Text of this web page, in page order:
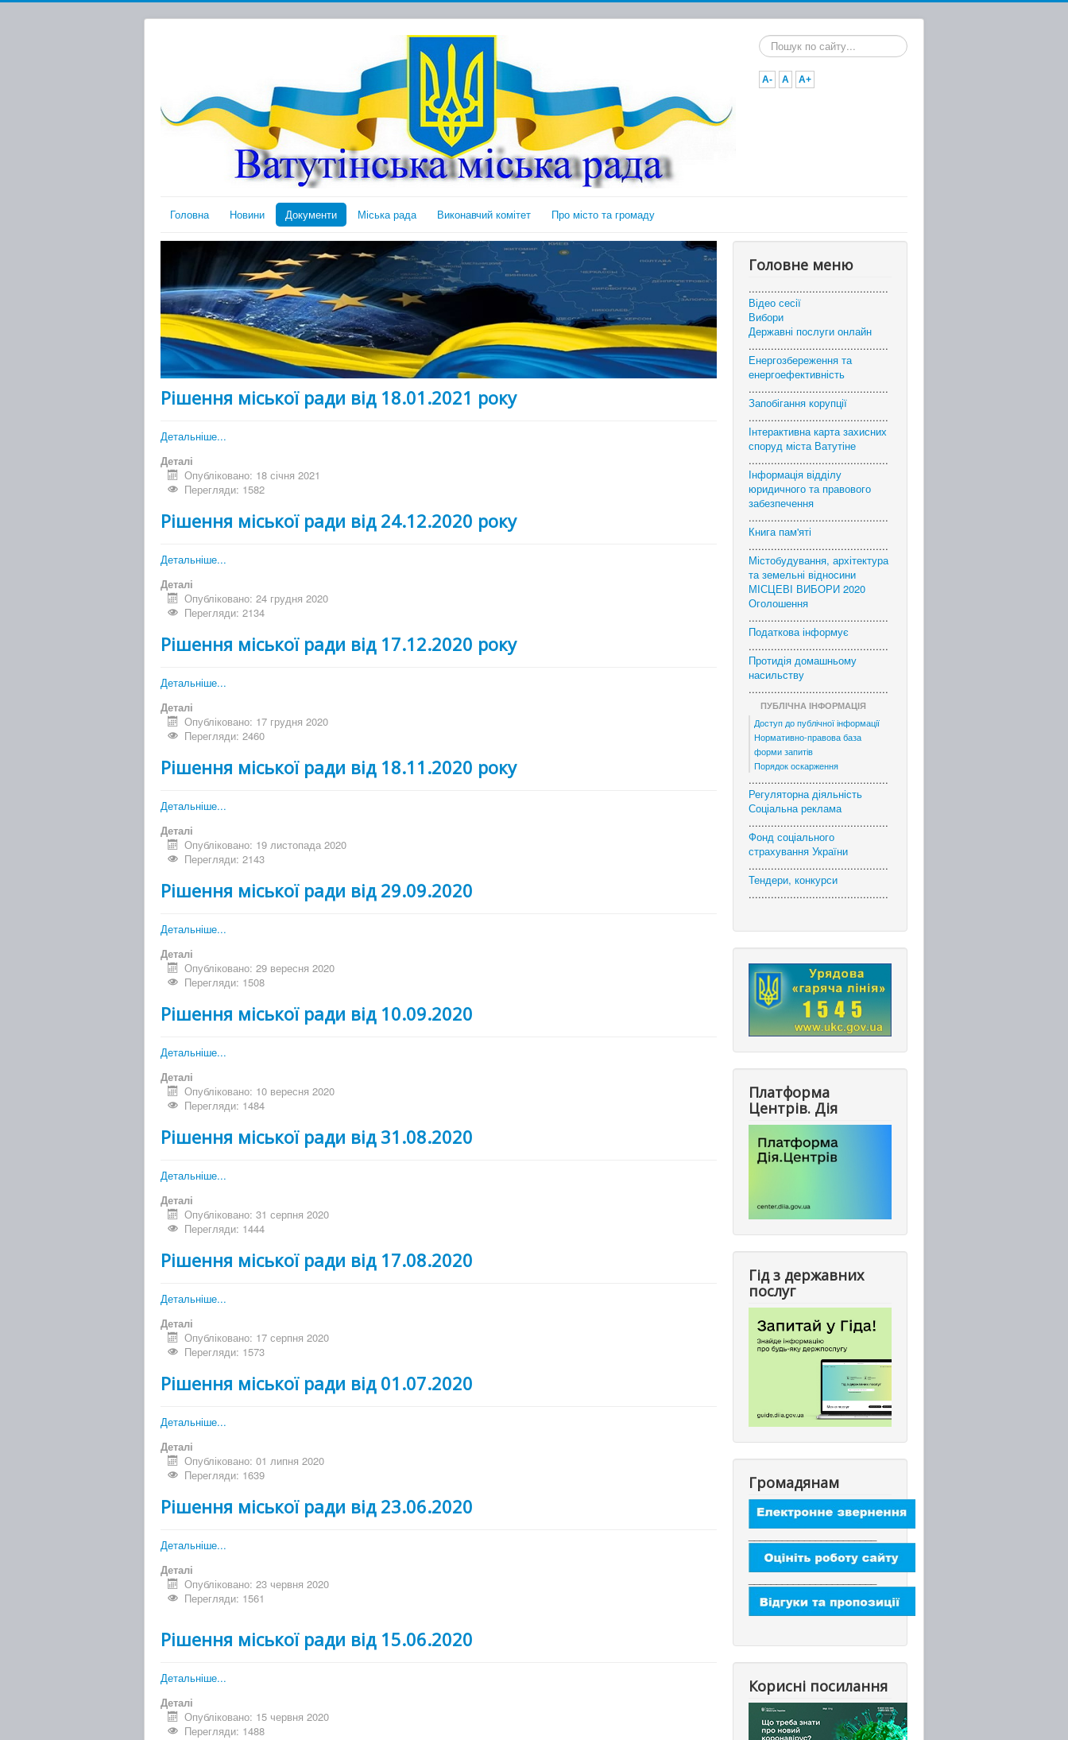
Пошук...
A- A A+
Головна Новини Документи Міська рада Виконавчий комітет Про місто та громаду
Рішення міської ради від 18.01.2021 року
Детальніше...
Деталі
Опубліковано: 18 січня 2021
Перегляди: 1582
Рішення міської ради від 24.12.2020 року
Детальніше...
Деталі
Опубліковано: 24 грудня 2020
Перегляди: 2134
Рішення міської ради від 17.12.2020 року
Детальніше...
Деталі
Опубліковано: 17 грудня 2020
Перегляди: 2460
Рішення міської ради від 18.11.2020 року
Детальніше...
Деталі
Опубліковано: 19 листопада 2020
Перегляди: 2143
Рішення міської ради від 29.09.2020
Детальніше...
Деталі
Опубліковано: 29 вересня 2020
Перегляди: 1508
Рішення міської ради від 10.09.2020
Детальніше...
Деталі
Опубліковано: 10 вересня 2020
Перегляди: 1484
Рішення міської ради від 31.08.2020
Детальніше...
Деталі
Опубліковано: 31 серпня 2020
Перегляди: 1444
Рішення міської ради від 17.08.2020
Детальніше...
Деталі
Опубліковано: 17 серпня 2020
Перегляди: 1573
Рішення міської ради від 01.07.2020
Детальніше...
Деталі
Опубліковано: 01 липня 2020
Перегляди: 1639
Рішення міської ради від 23.06.2020
Детальніше...
Деталі
Опубліковано: 23 червня 2020
Перегляди: 1561
Рішення міської ради від 15.06.2020
Детальніше...
Деталі
Опубліковано: 15 червня 2020
Перегляди: 1488
Головне меню
............................................
Відео сесії
Вибори
Державні послуги онлайн
............................................
Енергозбереження та
енергоефективність
............................................
Запобігання корупції
............................................
Інтерактивна карта захисних
споруд міста Ватутіне
............................................
Інформація відділу
юридичного та правового
забезпечення
............................................
Книга пам'яті
............................................
Містобудування, архітектура
та земельні відносини
МІСЦЕВІ ВИБОРИ 2020
Оголошення
............................................
Податкова інформує
............................................
Протидія домашньому
насильству
............................................
ПУБЛІЧНА ІНФОРМАЦІЯ
Доступ до публічної інформації
Нормативно-правова база
форми запитів
Порядок оскарження
............................................
Регуляторна діяльність
Соціальна реклама
............................................
Фонд соціального
страхування України
............................................
Тендери, конкурси
............................................
Платформа
Центрів. Дія
Гід з державних
послуг
Громадянам
Корисні посилання